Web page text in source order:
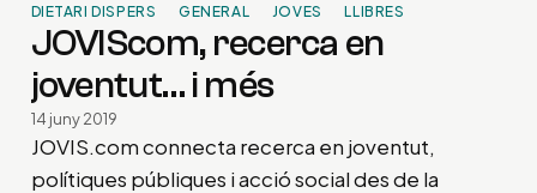
DIETARI DISPERS GENERAL JOVES LLIBRES
JOVIScom, recerca en
joventut… i més
14 juny 2019
JOVIS.com connecta recerca en joventut,
polítiques públiques i acció social des de la